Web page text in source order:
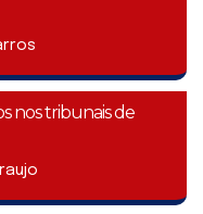
nos tribunais de